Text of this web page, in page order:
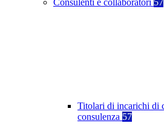
Consulenti e collaboratori 57
Titolari di incarichi di
consulenza 57